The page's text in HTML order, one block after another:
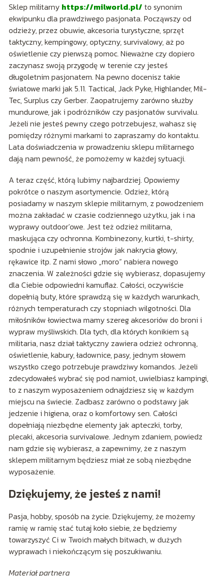
Sklep militarny https://milworld.pl/ to synonim
ekwipunku dla prawdziwego pasjonata. Począwszy od
odzieży, przez obuwie, akcesoria turystyczne, sprzęt
taktyczny, kempingowy, optyczny, survivalowy, aż po
oświetlenie czy pierwszą pomoc. Nieważne czy dopiero
zaczynasz swoją przygodę w terenie czy jesteś
długoletnim pasjonatem. Na pewno docenisz takie
światowe marki jak 5.11. Tactical, Jack Pyke, Highlander, Mil-
Tec, Surplus czy Gerber. Zaopatrujemy zarówno służby
mundurowe, jak i podróżników czy pasjonatów survivalu.
Jeżeli nie jesteś pewny czego potrzebujesz, wahasz się
pomiędzy różnymi markami to zapraszamy do kontaktu.
Lata doświadczenia w prowadzeniu sklepu militarnego
dają nam pewność, że pomożemy w każdej sytuacji.
A teraz część, którą lubimy najbardziej. Opowiemy
pokrótce o naszym asortymencie. Odzież, którą
posiadamy w naszym sklepie militarnym, z powodzeniem
można zakładać w czasie codziennego użytku, jak i na
wyprawy outdoor’owe. Jest też odzież militarna,
maskująca czy ochronna. Kombinezony, kurtki, t-shirty,
spodnie i uzupełnienie strojów jak nakrycia głowy,
rękawice itp. Z nami słowo „moro” nabiera nowego
znaczenia. W zależności gdzie się wybierasz, dopasujemy
dla Ciebie odpowiedni kamuflaż. Całości, oczywiście
dopełnią buty, które sprawdzą się w każdych warunkach,
różnych temperaturach czy stopniach wilgotności. Dla
miłośników łowiectwa mamy szereg akcesoriów do broni i
wypraw myśliwskich. Dla tych, dla których konikiem są
militaria, nasz dział taktyczny zawiera odzież ochronną,
oświetlenie, kabury, ładownice, pasy, jednym słowem
wszystko czego potrzebuje prawdziwy komandos. Jeżeli
zdecydowałeś wybrać się pod namiot, uwielbiasz kampingi,
to z naszym wyposażeniem odnajdziesz się w każdym
miejscu na świecie. Zadbasz zarówno o podstawy jak
jedzenie i higiena, oraz o komfortowy sen. Całości
dopełniają niezbędne elementy jak apteczki, torby,
plecaki, akcesoria survivalowe. Jednym zdaniem, powiedz
nam gdzie się wybierasz, a zapewnimy, że z naszym
sklepem militarnym będziesz miał ze sobą niezbędne
wyposażenie.
Dziękujemy, że jesteś z nami!
Pasja, hobby, sposób na życie. Dziękujemy, że możemy
ramię w ramię stać tutaj koło siebie, że będziemy
towarzyszyć Ci w Twoich małych bitwach, w dużych
wyprawach i niekończącym się poszukiwaniu.
Materiał partnera